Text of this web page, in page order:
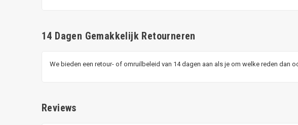
14 Dagen Gemakkelijk Retourneren
We bieden een retour- of omruilbeleid van 14 dagen aan als je om welke reden
Reviews